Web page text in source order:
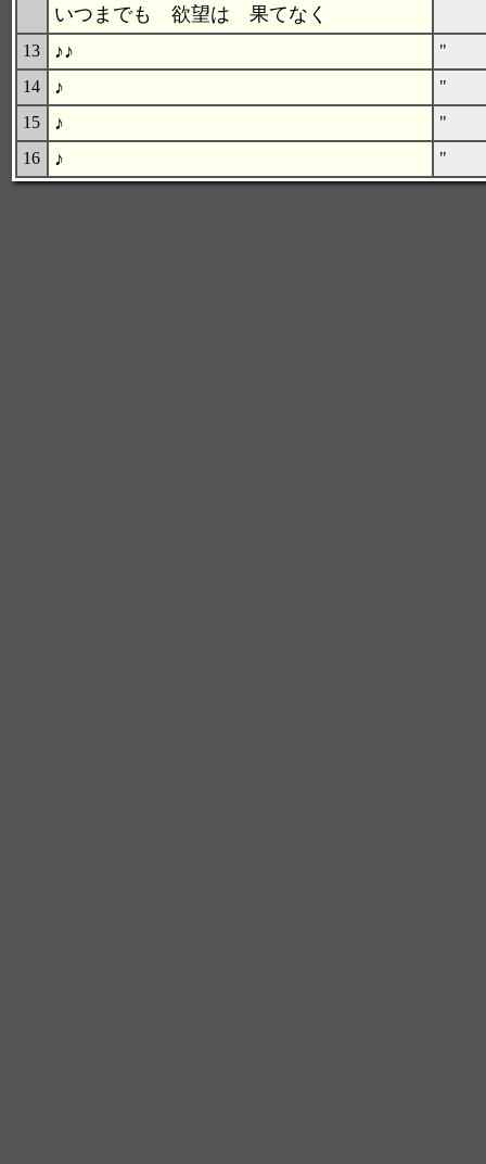
いつまでも 欲望は 果てなく
13 ♪♪
"
14
♪
"
15
♪
"
16
♪ "